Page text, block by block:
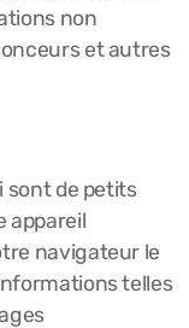
non
et autres
sont de petits
appareil
navigateur le
telles